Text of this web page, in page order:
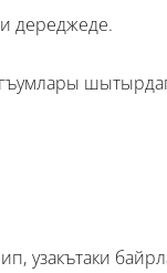
дереджеде.
узакътаки